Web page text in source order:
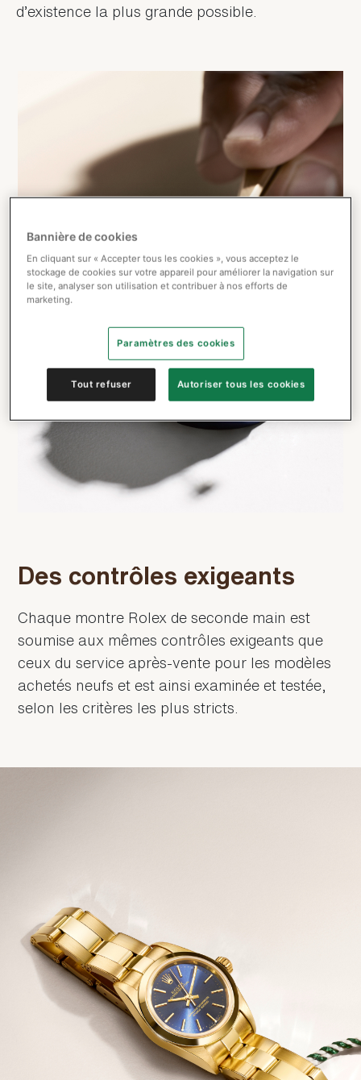
d’existence la plus grande possible.
Des contrôles exigeants
Chaque montre Rolex de seconde main est
soumise aux mêmes contrôles exigeants que
ceux du service après-vente pour les modèles
achetés neufs et est ainsi examinée et testée,
selon les critères les plus stricts.
Bannière de cookies
En cliquant sur « Accepter tous les cookies », vous acceptez le
stockage de cookies sur votre appareil pour améliorer la navigation sur
le site, analyser son utilisation et contribuer à nos efforts de
marketing.
Paramètres des cookies
Tout refuser Autoriser tous les cookies